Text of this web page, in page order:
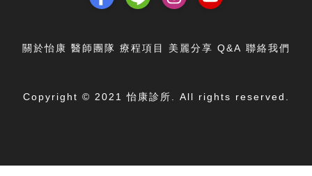
關於怡康 醫師團隊 療程項目 美麗分享 Q&A 聯絡我們
Copyright © 2021 怡康診所. All rights reserved.